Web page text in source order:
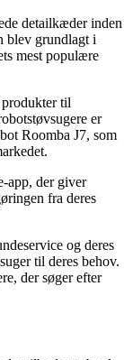
detailkæder inden
blev grundlagt i
mest populære
til
er
Roomba J7, som
app, der giver
fra deres
og deres
til deres behov.
der søger efter